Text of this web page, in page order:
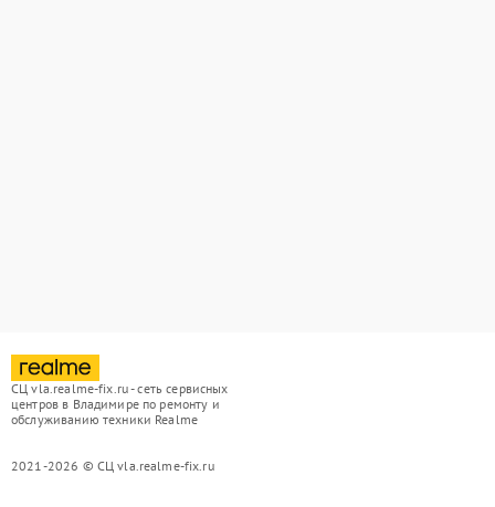
СЦ vla.realme-fix.ru - сеть сервисных
центров в Владимире по ремонту и
обслуживанию техники Realme
2021-2026 © СЦ vla.realme-fix.ru